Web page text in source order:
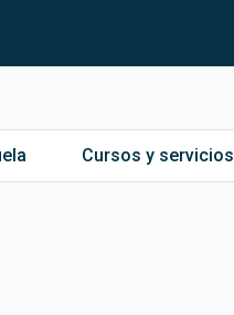
Cursos y servicios